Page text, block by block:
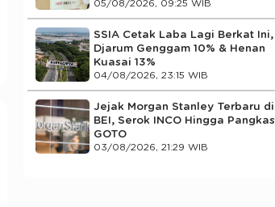
05/08/2026, 09:25 WIB
SSIA Cetak Laba Lagi Berkat Ini,
Djarum Genggam 10% & Henan
Kuasai 13%
04/08/2026, 23:15 WIB
Jejak Morgan Stanley Terbaru di
BEI, Serok INCO Hingga Pangkas
GOTO
03/08/2026, 21:29 WIB